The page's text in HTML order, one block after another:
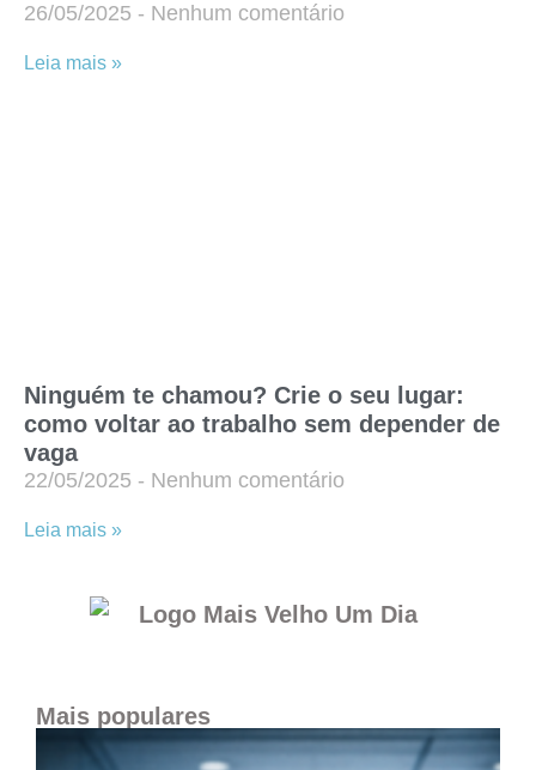
26/05/2025 Nenhum comentário
Leia mais »
Ninguém te chamou? Crie o seu lugar:
como voltar ao trabalho sem depender de
vaga
22/05/2025 Nenhum comentário
Leia mais »
Mais populares